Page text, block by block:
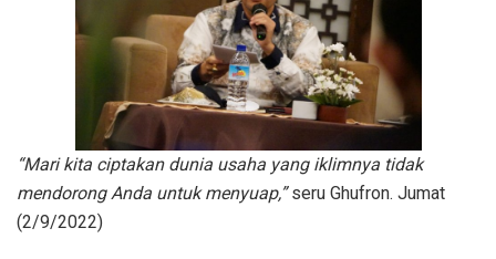
“Mari kita ciptakan dunia usaha yang iklimnya tidak
mendorong Anda untuk menyuap,”seru Ghufron. Jumat
(2/9/2022)